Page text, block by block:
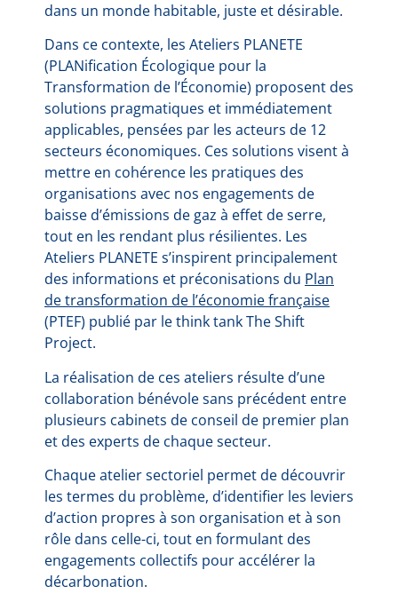
dans un monde habitable, juste et désirable.
Dans ce contexte, les Ateliers PLANETE
(PLANification Écologique pour la
Transformation de l’Économie) proposent des
solutions pragmatiques et immédiatement
applicables, pensées par les acteurs de 12
secteurs économiques. Ces solutions visent à
mettre en cohérence les pratiques des
organisations avec nos engagements de
baisse d’émissions de gaz à effet de serre,
tout en les rendant plus résilientes. Les
Ateliers PLANETE s’inspirent principalement
des informations et préconisations du Plan
de transformation de l’économie française
(PTEF) publié par le think tank The Shift
Project.
La réalisation de ces ateliers résulte d’une
collaboration bénévole sans précédent entre
plusieurs cabinets de conseil de premier plan
et des experts de chaque secteur.
Chaque atelier sectoriel permet de découvrir
les termes du problème, d’identifier les leviers
d’action propres à son organisation et à son
rôle dans celle-ci, tout en formulant des
engagements collectifs pour accélérer la
décarbonation.